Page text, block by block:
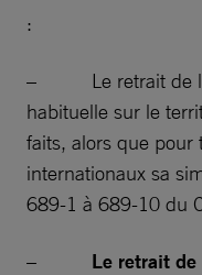
:
– Le retrait de
habituelle sur le
faits, alors que pour
internationaux sa
689-1 à 689-10 du
– Le retrait